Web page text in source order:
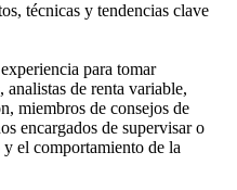
técnicas y tendencias clave
para tomar
analistas de renta variable,
miembros de consejos de
encargados de supervisar o
el comportamiento de la